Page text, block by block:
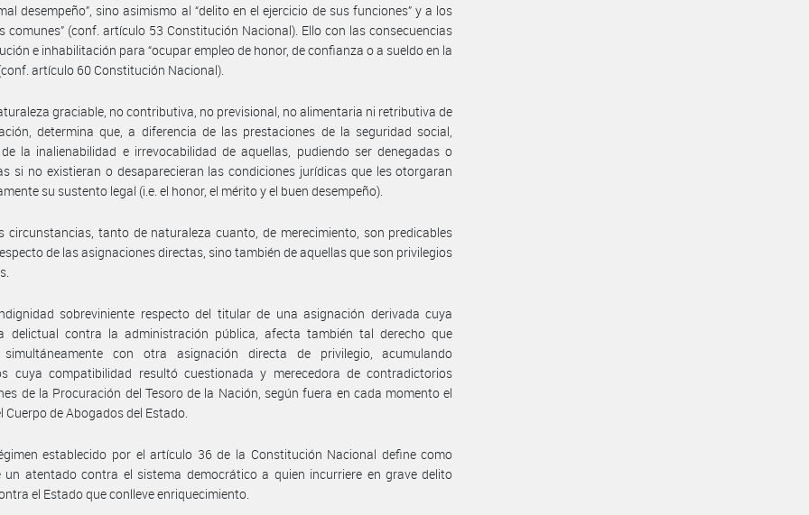
desempeño”, sino asimismo al “delito en el ejercicio de sus funciones” y a los
comunes” (conf. artículo 53 Constitución Nacional). Ello con las consecuencias
e inhabilitación para “ocupar empleo de honor, de confianza o a sueldo en la
artículo 60 Constitución Nacional).
graciable, no contributiva, no previsional, no alimentaria ni retributiva de
determina que, a diferencia de las prestaciones de la seguridad social,
la inalienabilidad e irrevocabilidad de aquellas, pudiendo ser denegadas o
si no existieran o desaparecieran las condiciones jurídicas que les otorgaran
su sustento legal (i.e. el honor, el mérito y el buen desempeño).
circunstancias, tanto de naturaleza cuanto, de merecimiento, son predicables
de las asignaciones directas, sino también de aquellas que son privilegios
sobreviniente respecto del titular de una asignación derivada cuya
delictual contra la administración pública, afecta también tal derecho que
simultáneamente con otra asignación directa de privilegio, acumulando
cuya compatibilidad resultó cuestionada y merecedora de contradictorios
de la Procuración del Tesoro de la Nación, según fuera en cada momento el
Cuerpo de Abogados del Estado.
establecido por el artículo 36 de la Constitución Nacional define como
un atentado contra el sistema democrático a quien incurriere en grave delito
el Estado que conlleve enriquecimiento.